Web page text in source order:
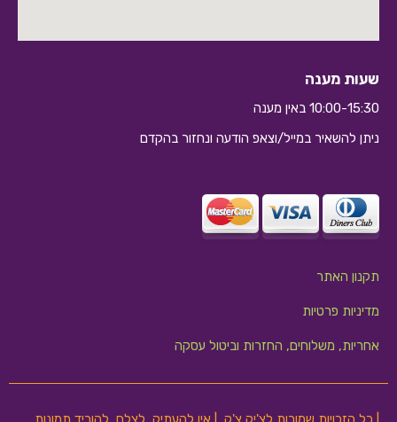
שעות מענה
10:00-15:30 באין מענה
ניתן להשאיר במייל/וצאפ הודעה ונחזור בהקדם
תקנון האתר
מדיניות פרטיות
אחריות, משלוחים, החזרות וביטול עסקה